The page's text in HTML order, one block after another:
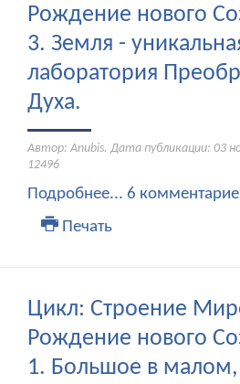
Рождение нового
3. Земля -
лаборатория
Духа.
Автор: Anubis. Дата публикации: 03
12496
Подробнее... 6
Печать
Цикл: Строение
Рождение нового
1. Большое в